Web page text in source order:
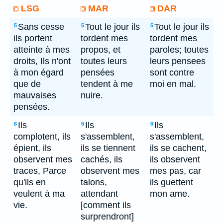
LSG MAR DAR
5 Sans cesse
ils portent
atteinte à mes
droits, Ils n'ont
à mon égard
que de
mauvaises
pensées.
5Tout le jour ils
tordent mes
propos, et
toutes leurs
pensées
tendent à me
nuire.
5Tout le jour ils
tordent mes
paroles; toutes
leurs pensees
sont contre
moi en mal.
6 Ils
complotent, ils
épient, ils
observent mes
traces, Parce
qu'ils en
veulent à ma
vie.
6 Ils
s'assemblent,
ils se tiennent
cachés, ils
observent mes
talons,
attendant
[comment ils
surprendront]
6 Ils
s'assemblent,
ils se cachent,
ils observent
mes pas, car
ils guettent
mon ame.